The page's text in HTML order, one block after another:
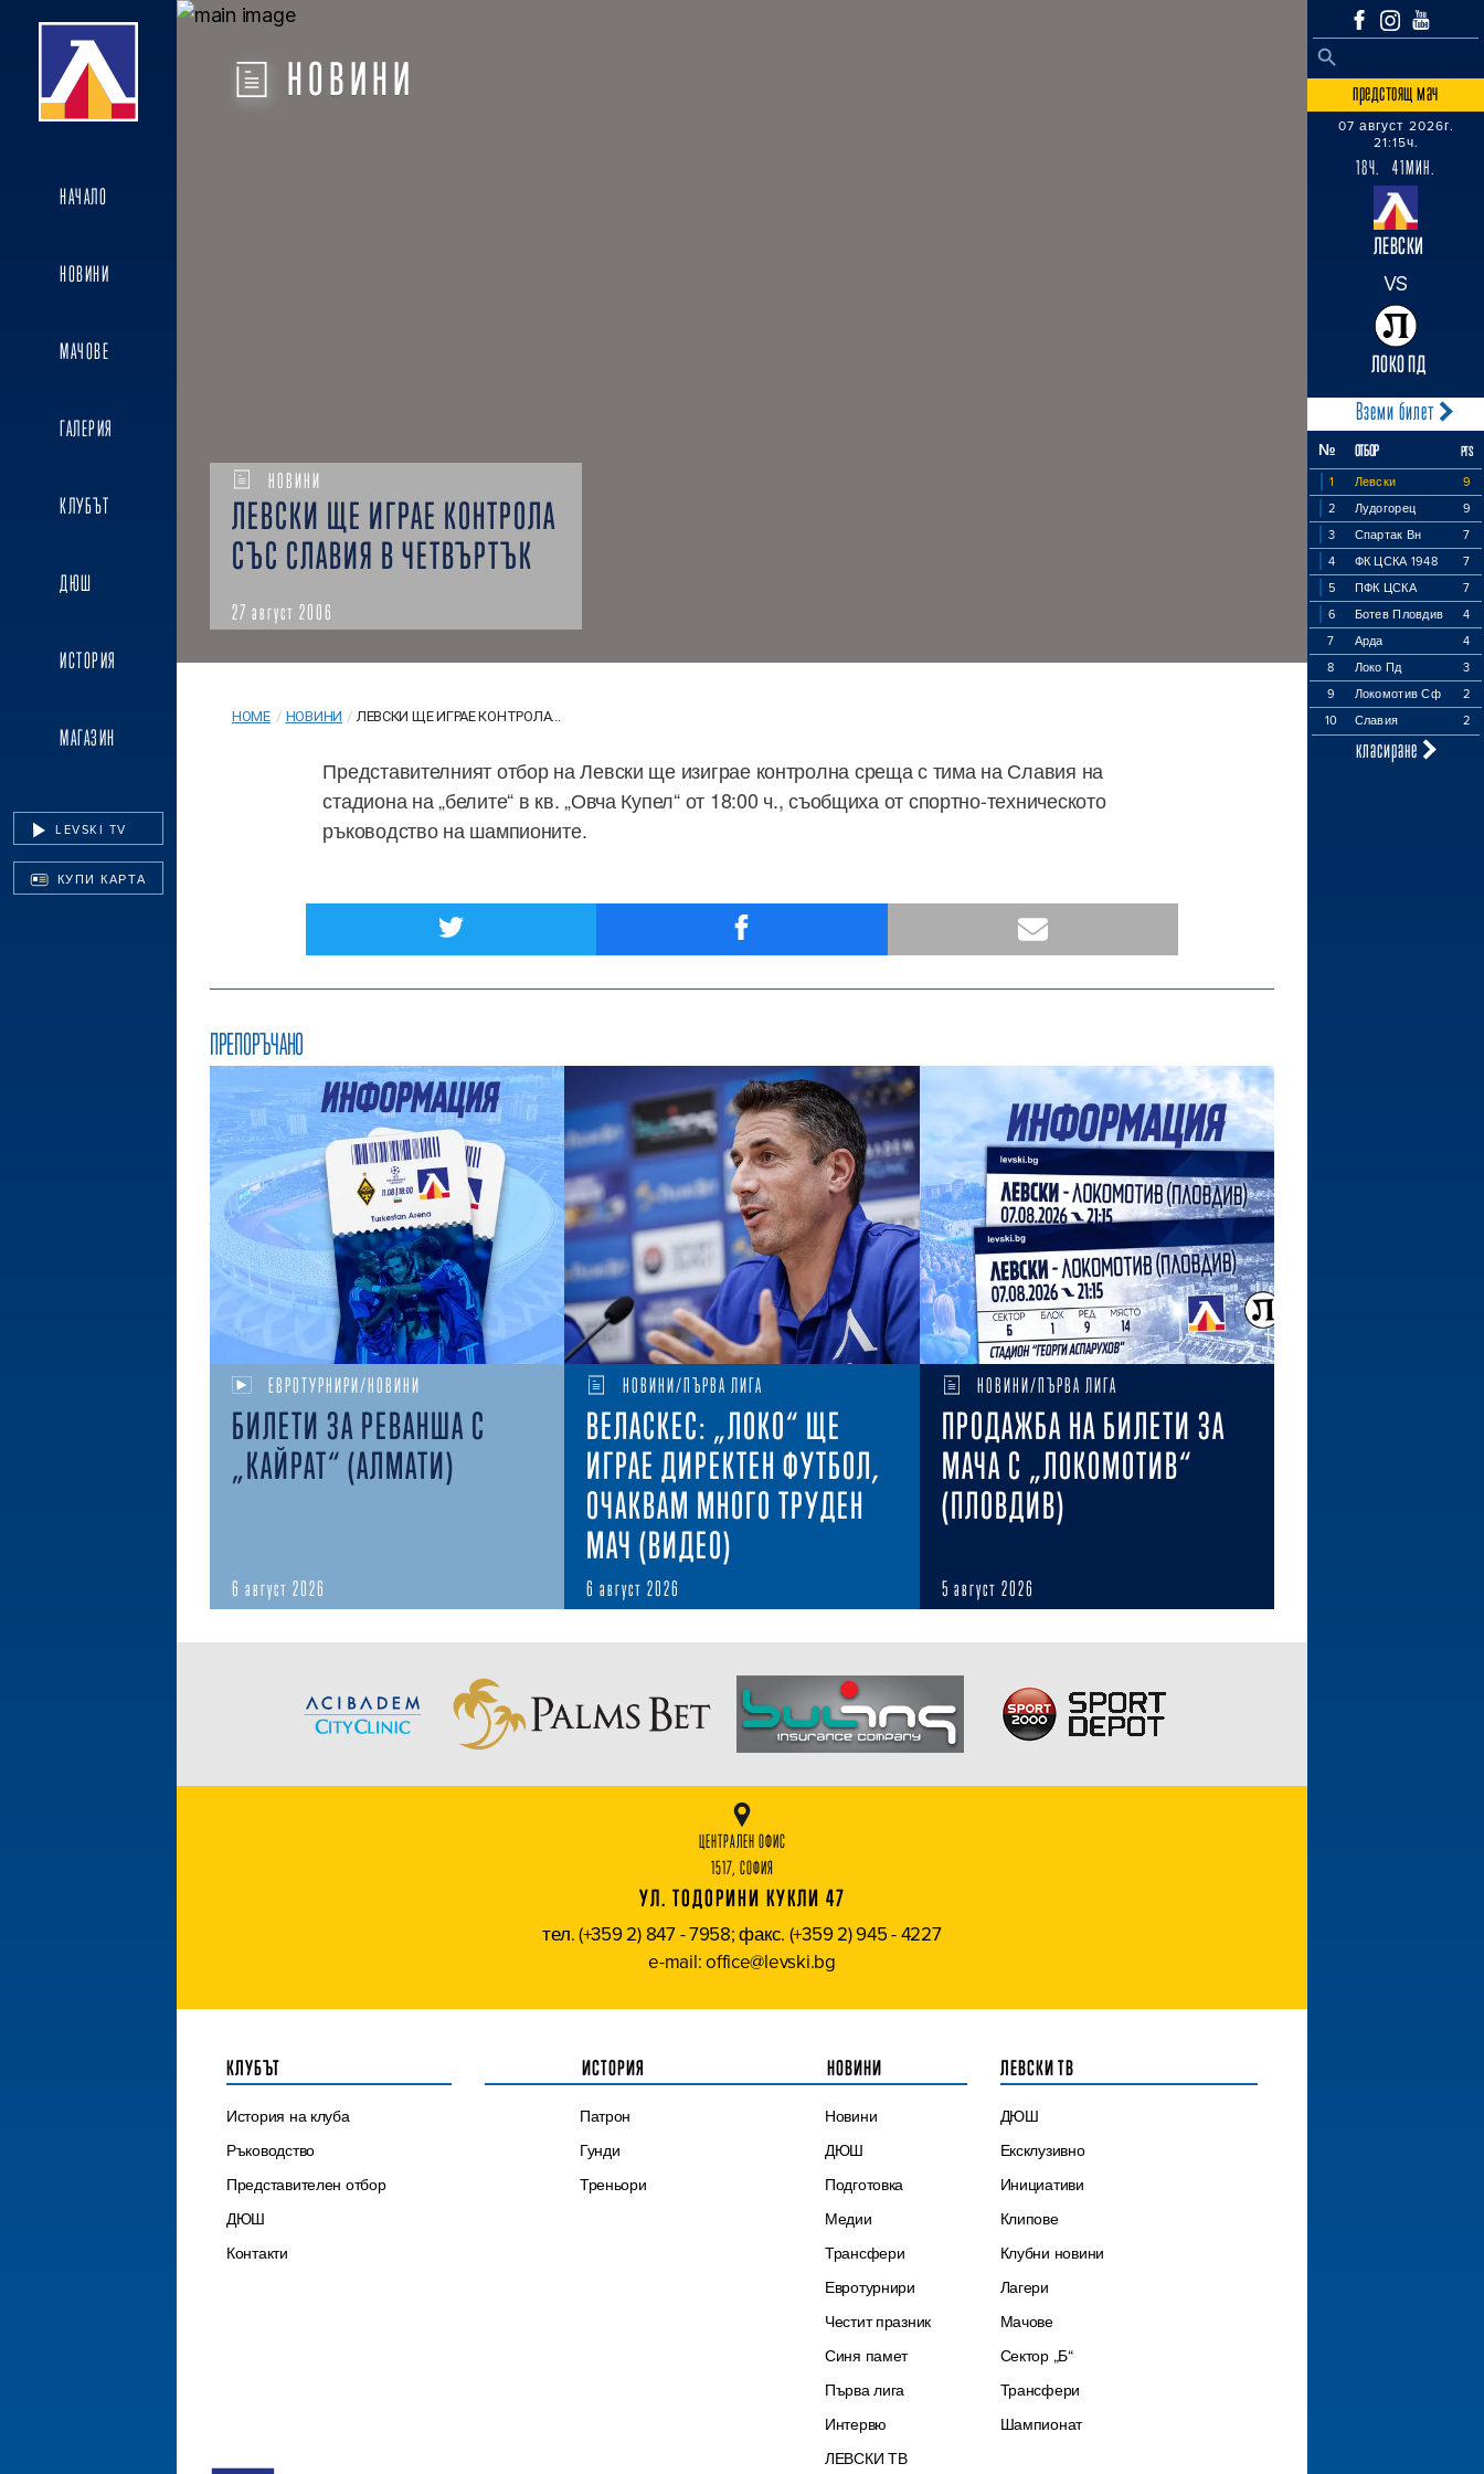
НАЧАЛО
НОВИНИ
МАЧОВЕ
ГАЛЕРИЯ
КЛУБЪТ
ДЮШ
ИСТОРИЯ
МАГАЗИН
LEVSKI TV
КУПИ КАРТА
Search
SEARCH BUTTON
предстоящ мач
07 август 2026г.
21:15ч.
18Ч. 41МИН.
ЛЕВСКИ
VS
ЛОКО ПД
Вземи билет
№ ОТБОР PTS
1 Левски
9
2
Лудогорец
9
3
Спартак Вн
7
4
ФК ЦСКА 1948
7
5
ПФК ЦСКА
7
6
Ботев Пловдив
4
7
Арда
4
8
Локо Пд
3
9
Локомотив Сф
2
10
Славия 2
класиране
НОВИНИ
НОВИНИ
ЛЕВСКИ ЩЕ ИГРАЕ КОНТРОЛА
СЪС СЛАВИЯ В ЧЕТВЪРТЪК
27 август 2006
HOME / НОВИНИ / ЛЕВСКИ ЩЕ ИГРАЕ КОНТРОЛА...
Представителният отбор на Левски ще изиграе контролна среща с тима на Славия на
стадиона на „белите“ в кв. „Овча Купел“ от 18:00 ч., съобщиха от спортно-техническото
ръководство на шампионите.
ПРЕПОРЪЧАНО
ЕВРОТУРНИРИ/НОВИНИ
БИЛЕТИ ЗА РЕВАНША С
„КАЙРАТ“ (АЛМАТИ)
6 август 2026
НОВИНИ/ПЪРВА ЛИГА
ВЕЛАСКЕС: „ЛОКО“ ЩЕ
ИГРАЕ ДИРЕКТЕН ФУТБОЛ,
ОЧАКВАМ МНОГО ТРУДЕН
МАЧ (ВИДЕО)
6 август 2026
НОВИНИ/ПЪРВА ЛИГА
ПРОДАЖБА НА БИЛЕТИ ЗА
МАЧА С „ЛОКОМОТИВ“
(ПЛОВДИВ)
5 август 2026
ЦЕНТРАЛЕН ОФИС
1517, СОФИЯ
УЛ. ТОДОРИНИ КУКЛИ 47
тел. (+359 2) 847 - 7958; факс. (+359 2) 945 - 4227
e-mail: office@levski.bg
КЛУБЪТ
История на клуба
Ръководство
Представителен отбор
ДЮШ
Контакти
ИСТОРИЯ
Патрон
Гунди
Треньори
НОВИНИ
Новини
ДЮШ
Подготовка
Медии
Трансфери
Евротурнири
Честит празник
Синя памет
Първа лига
Интервю
ЛЕВСКИ ТВ
ЛЕВСКИ ТВ
ДЮШ
Ексклузивно
Инициативи
Клипове
Клубни новини
Лагери
Мачове
Сектор „Б“
Трансфери
Шампионат